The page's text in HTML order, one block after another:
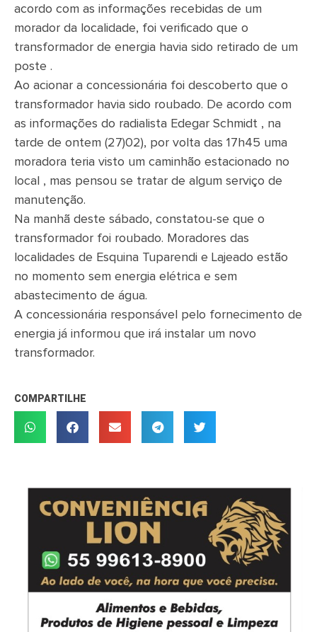
acordo com as informações recebidas de um
morador da localidade, foi verificado que o
transformador de energia havia sido retirado de um
poste .
Ao acionar a concessionária foi descoberto que o
transformador havia sido roubado. De acordo com
as informações do radialista Edegar Schmidt , na
tarde de ontem (27)02), por volta das 17h45 uma
moradora teria visto um caminhão estacionado no
local , mas pensou se tratar de algum serviço de
manutenção.
Na manhã deste sábado, constatou-se que o
transformador foi roubado. Moradores das
localidades de Esquina Tuparendi e Lajeado estão
no momento sem energia elétrica e sem
abastecimento de água.
A concessionária responsável pelo fornecimento de
energia já informou que irá instalar um novo
transformador.
COMPARTILHE